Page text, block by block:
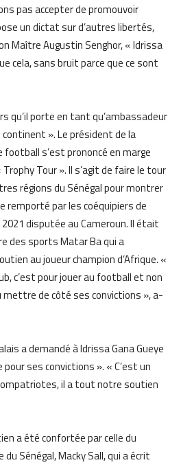
pas accepter de promouvoir
un dictat sur d’autres libertés,
Maître Augustin Senghor, « Idrissa
cela, sans bruit parce que ce sont
qu’il porte en tant qu’ambassadeur
». Le président de la
s’est prononcé en marge
Tour ». Il s’agit de faire le tour
régions du Sénégal pour montrer
remporté par les coéquipiers de
2021 disputée au Cameroun. Il était
des sports Matar Ba qui a
au joueur champion d’Afrique. «
c’est pour jouer au football et non
de côté ses convictions », a-
a demandé à Idrissa Gana Gueye
ses convictions ». « C’est un
il a tout notre soutien
a été confortée par celle du
Sénégal, Macky Sall, qui a écrit